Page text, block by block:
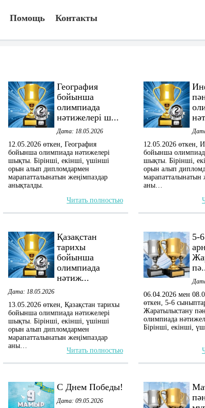
Помощь Контакты
География
бойынша
олимпиада
нәтижелері ш...
Дата: 18.05.2026
12.05.2026 өткен, География
бойынша олимпиада нәтижелері
шықты. Бірінші, екінші, үшінші
орын алып дипломдармен
марапатталынатын жеңімпаздар
анықталды.
Читать полностью
12.05.2026 өткен,
бойынша
шықты. Бірінші,
орын алып
марапатталынатын
аны…
Қазақстан
тарихы
бойынша
олимпиада
нәтиж...
Дата: 18.05.2026
13.05.2026 өткен, Қазақстан тарихы
бойынша олимпиада нәтижелері
шықты. Бірінші, екінші, үшінші
орын алып дипломдармен
марапатталынатын жеңімпаздар
аны…
Читать полностью
5-
06.04.2026 мен
өткен, 5-6
Жаратылыстану
олимпиада
Бірінші, екінші,
С Днем Победы!
Дата: 09.05.2026